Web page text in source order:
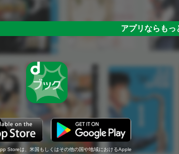
アプリならもっ
Storeは、米国もしくはその他の国や地域におけるApple